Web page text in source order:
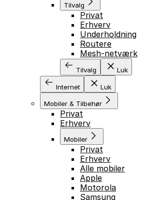
Tilvalg
Privat
Erhverv
Underholdning
Routere
Mesh-netværk
Tilvalg Luk
Internet Luk
Mobiler & Tilbehør
Privat
Erhverv
Mobiler
Privat
Erhverv
Alle mobiler
Apple
Motorola
Samsung